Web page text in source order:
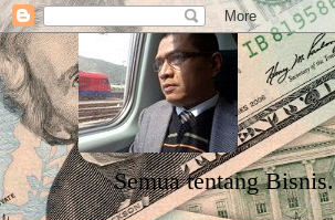
Semua tentang Bisnis.